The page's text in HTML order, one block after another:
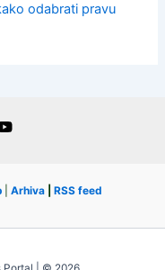
odabrati pravu
Arhiva RSS feed